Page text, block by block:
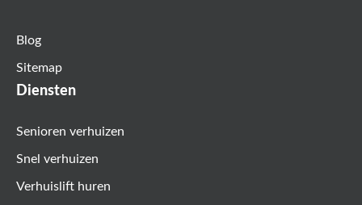
Blog
Sitemap
Diensten
Senioren verhuizen
Snel verhuizen
Verhuislift huren